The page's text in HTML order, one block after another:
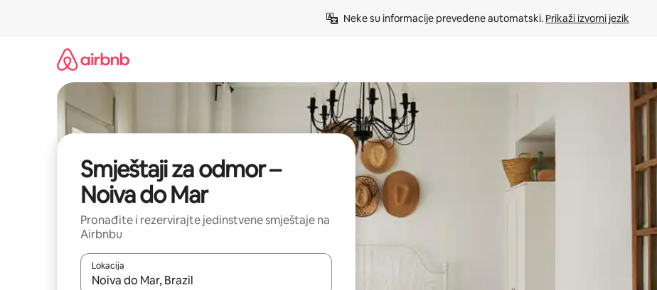
Neke su informacije prevedene automatski. Prikaži izvorni jezik
Smještaji za odmor –
Noiva do Mar
Pronađite i rezervirajte jedinstvene smještaje na
Airbnbu
Lokacija
Kada budu dostupni rezultati, moći ćete ih pregledati koristeći se strelicama prema gore i prema dolje, kao i dodirom ili